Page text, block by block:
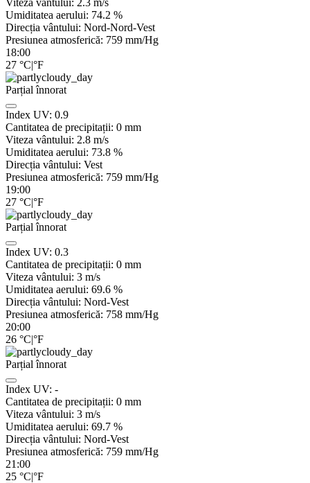
Umiditatea aerului: 74.2 %
Direcția vântului: Nord-Nord-Vest
Presiunea atmosferică: 759 mm/Hg
18:00
27 °C|°F
Parțial înnorat
Index UV: 0.9
Cantitatea de precipitații: 0 mm
Viteza vântului: 2.8 m/s
Umiditatea aerului: 73.8 %
Direcția vântului: Vest
Presiunea atmosferică: 759 mm/Hg
19:00
27 °C|°F
Parțial înnorat
Index UV: 0.3
Cantitatea de precipitații: 0 mm
Viteza vântului: 3 m/s
Umiditatea aerului: 69.6 %
Direcția vântului: Nord-Vest
Presiunea atmosferică: 758 mm/Hg
20:00
26 °C|°F
Parțial înnorat
Index UV: -
Cantitatea de precipitații: 0 mm
Viteza vântului: 3 m/s
Umiditatea aerului: 69.7 %
Direcția vântului: Nord-Vest
Presiunea atmosferică: 759 mm/Hg
21:00
25 °C|°F